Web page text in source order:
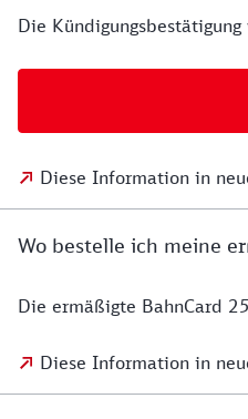
Die
Diese Information in
Wo bestelle ich meine
Die ermäßigte BahnCard
Diese Information in